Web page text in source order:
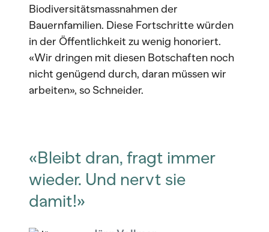
Biodiversitätsmassnahmen der
Bauernfamilien. Diese Fortschritte würden
in der Öffentlichkeit zu wenig honoriert.
«Wir dringen mit diesen Botschaften noch
nicht genügend durch, daran müssen wir
arbeiten», so Schneider.
«Bleibt dran, fragt immer
wieder. Und nervt sie
damit!»